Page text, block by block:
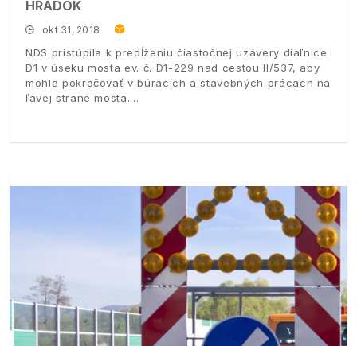
HRÁDOK
okt 31, 2018
NDS pristúpila k predĺženiu čiastočnej uzávery diaľnice
D1 v úseku mosta ev. č. D1-229 nad cestou II/537, aby
mohla pokračovať v búracích a stavebných prácach na
ľavej strane mosta.